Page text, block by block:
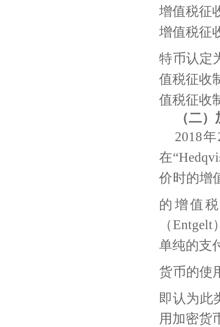
增值税征
增值税征
特币认定
值税征收
值税征收
（二
2018年
在“
价时的增
的增值
（Entgelt
单纯的支
货币的使
即认为此
用加密货